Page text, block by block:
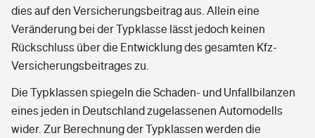
dies auf den Versicherungsbeitrag aus. Allein eine
Veränderung bei der Typklasse lässt jedoch keinen
Rückschluss über die Entwicklung des gesamten Kfz-
Versicherungsbeitrages zu.
Die Typklassen spiegeln die Schaden- und Unfallbilanzen
eines jeden in Deutschland zugelassenen Automodells
wider. Zur Berechnung der Typklassen werden die